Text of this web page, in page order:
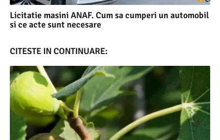
Licitatie masini ANAF. Cum sa cumperi un automobil
si ce acte sunt necesare
CITESTE IN CONTINUARE: